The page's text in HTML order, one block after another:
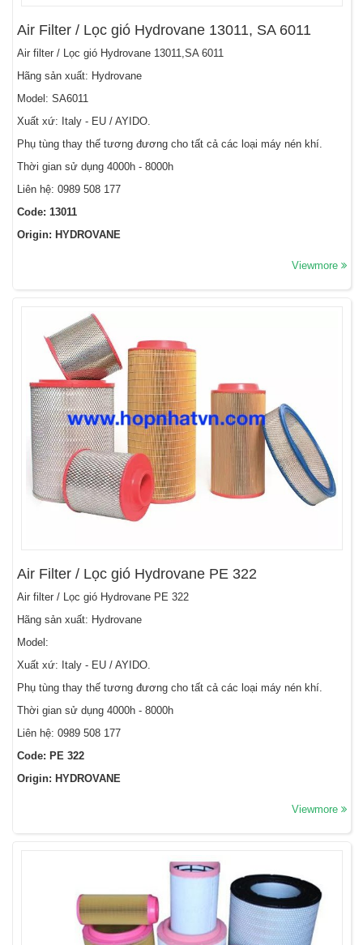
Air Filter / Lọc gió Hydrovane 13011, SA 6011
Air filter / Lọc gió Hydrovane 13011,SA 6011
Hãng sản xuất: Hydrovane
Model: SA6011
Xuất xứ: Italy - EU / AYIDO.
Phụ tùng thay thế tương đương cho tất cả các loại máy nén khí.
Thời gian sử dụng 4000h - 8000h
Liên hệ: 0989 508 177
Code: 13011
Origin: HYDROVANE
Viewmore
Air Filter / Lọc gió Hydrovane PE 322
Air filter / Lọc gió Hydrovane PE 322
Hãng sản xuất: Hydrovane
Model:
Xuất xứ: Italy - EU / AYIDO.
Phụ tùng thay thế tương đương cho tất cả các loại máy nén khí.
Thời gian sử dụng 4000h - 8000h
Liên hệ: 0989 508 177
Code: PE 322
Origin: HYDROVANE
Viewmore